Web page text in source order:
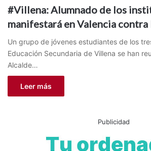
#Villena: Alumnado de los
manifestará en Valencia contra
Un grupo de jóvenes estudiantes de los
Educación Secundaria de Villena se han
Alcalde…
Leer más
Publicidad